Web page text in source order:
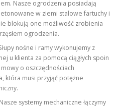
Nasze ogrodzenia posiadają
w ziemi stalowe fartuchy i
blokują one możliwość zrobienia
ogrodzenia.
nośne i ramy wykonujemy z
u klienta za pomocą ciągłych spoin
o oszczędnościach
która musi przyjąć potężne
Nasze systemy mechaniczne łączymy